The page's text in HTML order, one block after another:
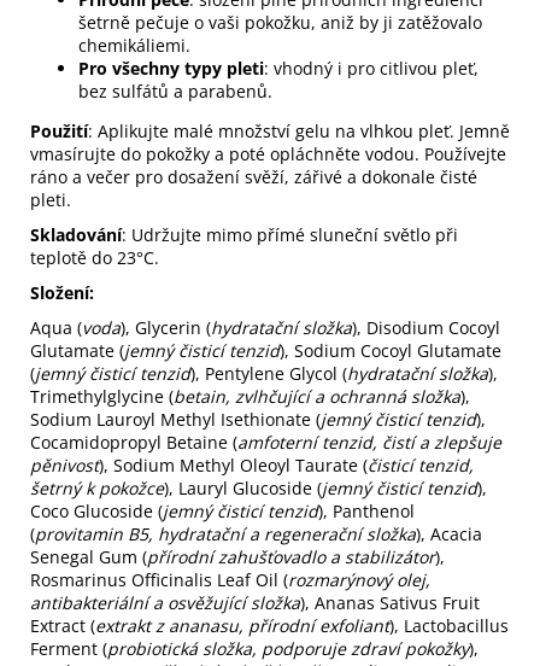
šetrně pečuje o vaši pokožku, aniž by ji zatěžovalo
chemikáliemi.
Pro všechny typy pleti: vhodný i pro citlivou pleť,
bez sulfátů a parabenů.
Použití: Aplikujte malé množství gelu na vlhkou pleť. Jemně
vmasírujte do pokožky a poté opláchněte vodou. Používejte
ráno a večer pro dosažení svěží, zářivé a dokonale čisté
pleti.
Skladování: Udržujte mimo přímé sluneční světlo při
teplotě do 23°C.
Složení:
Aqua (voda), Glycerin (hydratační složka), Disodium Cocoyl
Glutamate (jemný čisticí tenzid), Sodium Cocoyl Glutamate
(jemný čisticí tenzid), Pentylene Glycol (hydratační složka),
Trimethylglycine (betain, zvlhčující a ochranná složka),
Sodium Lauroyl Methyl Isethionate (jemný čisticí tenzid),
Cocamidopropyl Betaine (amfoterní tenzid, čistí a zlepšuje
pěnivost), Sodium Methyl Oleoyl Taurate (čisticí tenzid,
šetrný k pokožce), Lauryl Glucoside (jemný čisticí tenzid),
Coco Glucoside (jemný čisticí tenzid), Panthenol
(provitamin B5, hydratační a regenerační složka), Acacia
Senegal Gum (přírodní zahušťovadlo a stabilizátor),
Rosmarinus Officinalis Leaf Oil (rozmarýnový olej,
antibakteriální a osvěžující složka), Ananas Sativus Fruit
Extract (extrakt z ananasu, přírodní exfoliant), Lactobacillus
Ferment (probiotická složka, podporuje zdraví pokožky),